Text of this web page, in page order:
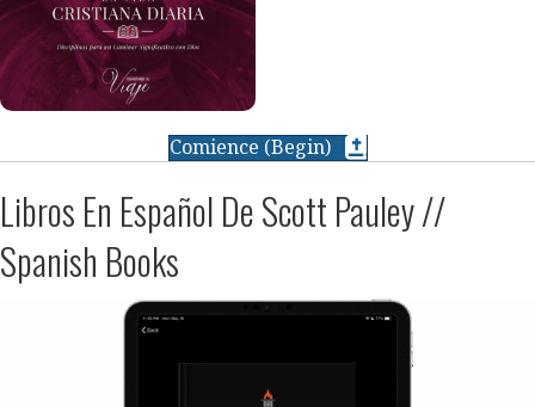
Comience (Begin)
Libros En Español De Scott Pauley //
Spanish Books